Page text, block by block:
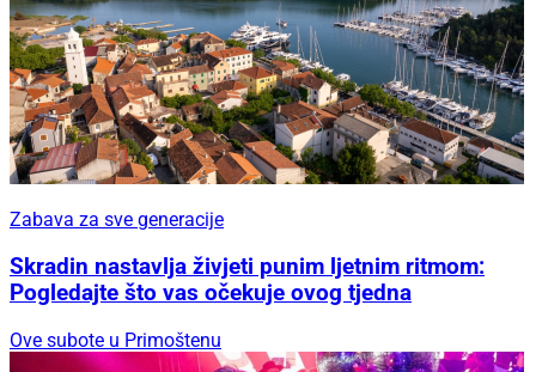
Zabava za sve generacije
Skradin nastavlja živjeti punim ljetnim ritmom:
Pogledajte što vas očekuje ovog tjedna
Ove subote u Primoštenu